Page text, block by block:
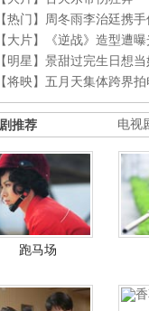
【热门】周冬雨李治廷携手
【大片】《逆战》造型遭
【明星】景甜过完生日想
【将映】五月天集体跨界
电视
推荐
跑马场